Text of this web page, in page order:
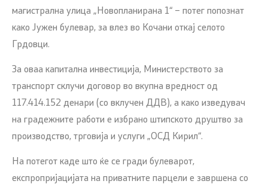
магистрална улица „Новопланирана 1“ – потег попознат
како Јужен булевар, за влез во Кочани откај селото
Грдовци.
За оваа капитална инвестиција, Министерството за
транспорт склучи договор во вкупна вредност од
117.414.152 денари (со вклучен ДДВ), а како изведувач
на градежните работи е избрано штипското друштво за
производство, трговија и услуги „ОСД Кирил“.
На потегот каде што ќе се гради булеварот,
експропријацијата на приватните парцели е завршена со